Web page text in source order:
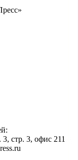
3, стр. 3, офис 211